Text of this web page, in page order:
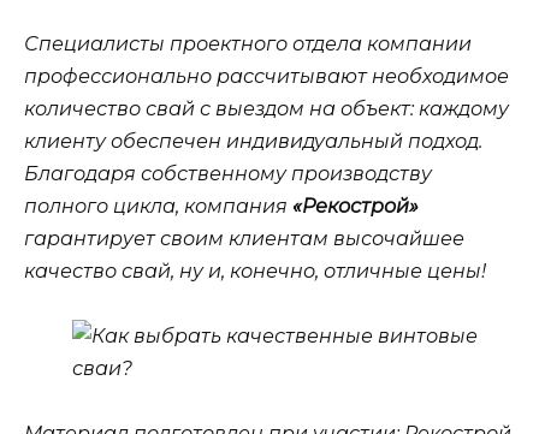
Специалисты проектного отдела компании
профессионально рассчитывают необходимое
количество свай с выездом на объект: каждому
клиенту обеспечен индивидуальный подход.
Благодаря собственному производству
полного цикла, компания «Рекострой»
гарантирует своим клиентам высочайшее
качество свай, ну и, конечно, отличные цены!